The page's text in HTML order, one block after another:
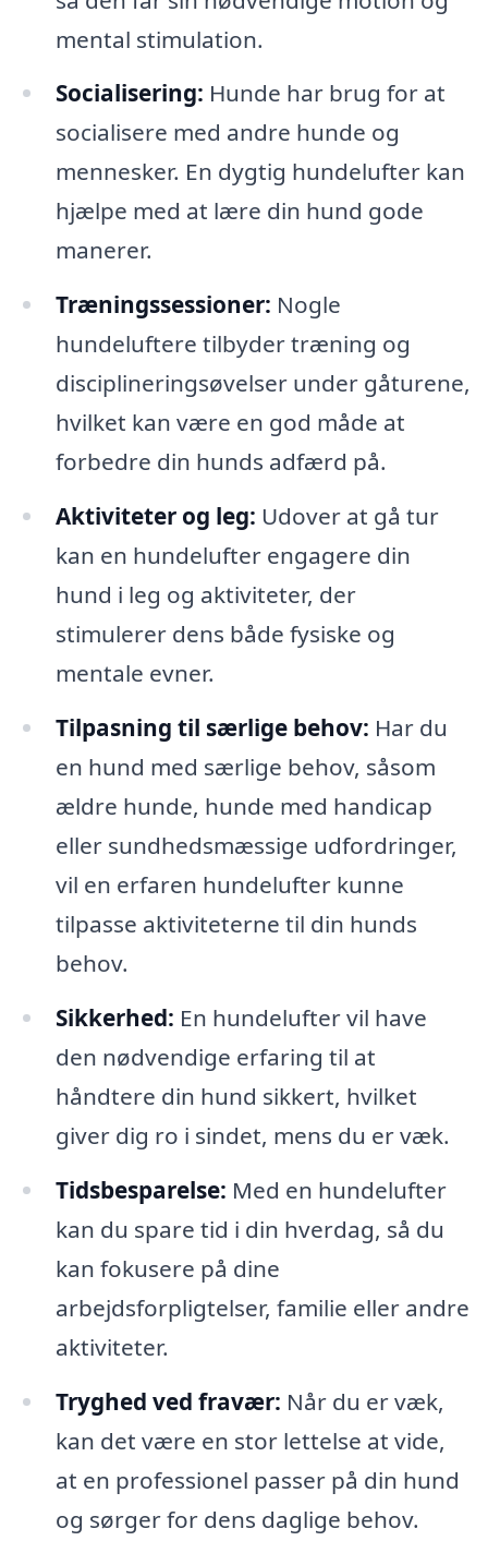
mental stimulation.
Socialisering: Hunde har brug for at
socialisere med andre hunde og
mennesker. En dygtig hundelufter kan
hjælpe med at lære din hund gode
manerer.
Træningssessioner: Nogle
hundeluftere tilbyder træning og
disciplineringsøvelser under gåturene,
hvilket kan være en god måde at
forbedre din hunds adfærd på.
Aktiviteter og leg: Udover at gå tur
kan en hundelufter engagere din
hund i leg og aktiviteter, der
stimulerer dens både fysiske og
mentale evner.
Tilpasning til særlige behov: Har du
en hund med særlige behov, såsom
ældre hunde, hunde med handicap
eller sundhedsmæssige udfordringer,
vil en erfaren hundelufter kunne
tilpasse aktiviteterne til din hunds
behov.
Sikkerhed: En hundelufter vil have
den nødvendige erfaring til at
håndtere din hund sikkert, hvilket
giver dig ro i sindet, mens du er væk.
Tidsbesparelse: Med en hundelufter
kan du spare tid i din hverdag, så du
kan fokusere på dine
arbejdsforpligtelser, familie eller andre
aktiviteter.
Tryghed ved fravær: Når du er væk,
kan det være en stor lettelse at vide,
at en professionel passer på din hund
og sørger for dens daglige behov.